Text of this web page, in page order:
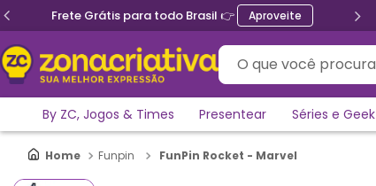
Frete Grátis para todo Brasil 👉 Aproveite
O que você procura?
By ZC, Jogos & Times Presentear Séries e Geek
Funpin FunPin Rocket - Marvel